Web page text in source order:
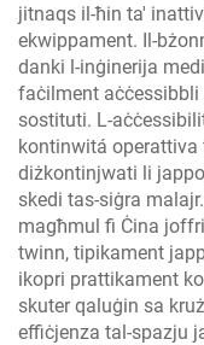
jitnaqs il-ħin ta'
ekwippament. Il-
danki l-inġinerija
faċilment
sostituti. L-
kontinwitá operattiva
diżkontinjwati li
skedi tas-siġra
magħmul fi Ċina
twinn, tipikament
ikopri prattikament
skuter qaluġin sa
effiċjenza tal-spazju